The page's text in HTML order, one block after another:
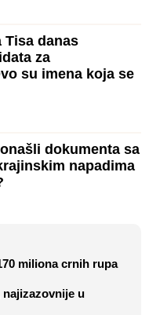
Tisa danas
za
su imena koja se
dokumenta sa
napadima
miliona crnih rupa
u